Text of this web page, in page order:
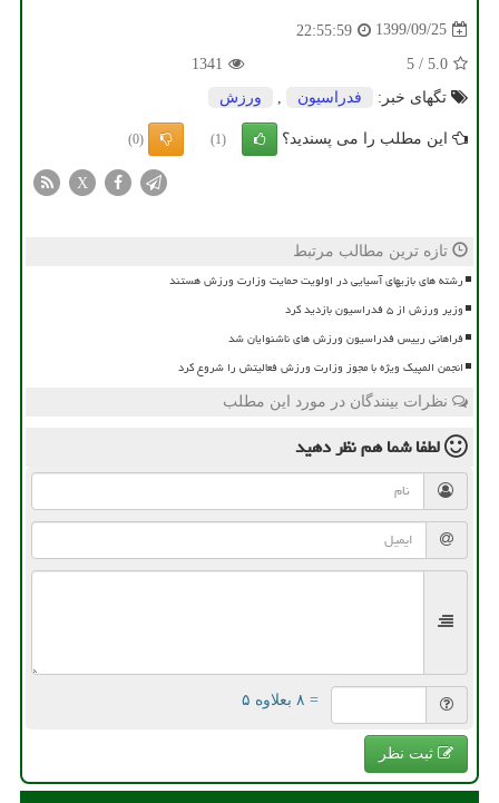
1399/09/25
22:55:59
5.0
/
5
1341
تگهای خبر:
فدراسیون ورزش
این مطلب را می پسندید؟ (1)
(0)
X
تازه ترین مطالب مرتبط
رشته های بازیهای آسیایی در اولویت حمایت وزارت ورزش هستند
وزیر ورزش از ۵ فدراسیون بازدید کرد
فراهانی رییس فدراسیون ورزش های ناشنوایان شد
انجمن المپیک ویژه با مجوز وزارت ورزش فعالیتش را شروع کرد
نظرات بینندگان در مورد این مطلب
لطفا شما همنظر دهید
= ۸ بعلاوه ۵
ثبت نظر